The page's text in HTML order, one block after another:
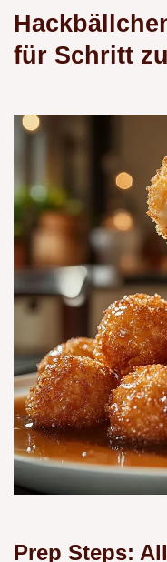
für Schritt
Prep Steps: